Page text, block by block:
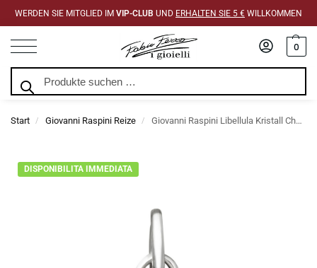
WERDEN SIE MITGLIED IM VIP-CLUB UND ERHALTEN SIE 5 € WILLKOMMEN
0
Start / Giovanni Raspini Reize / Giovanni Raspini Libellula Kristall Charme
DISPONIBILITA IMMEDIATA